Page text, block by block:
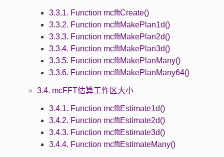
3.3.1. Function mcfftCreate()
3.3.2. Function mcfftMakePlan1d()
3.3.3. Function mcfftMakePlan2d()
3.3.4. Function mcfftMakePlan3d()
3.3.5. Function mcfftMakePlanMany()
3.3.6. Function mcfftMakePlanMany64()
3.4. mcFFT估算工作区大小
3.4.1. Function mcfftEstimate1d()
3.4.2. Function mcfftEstimate2d()
3.4.3. Function mcfftEstimate3d()
3.4.4. Function mcfftEstimateMany()